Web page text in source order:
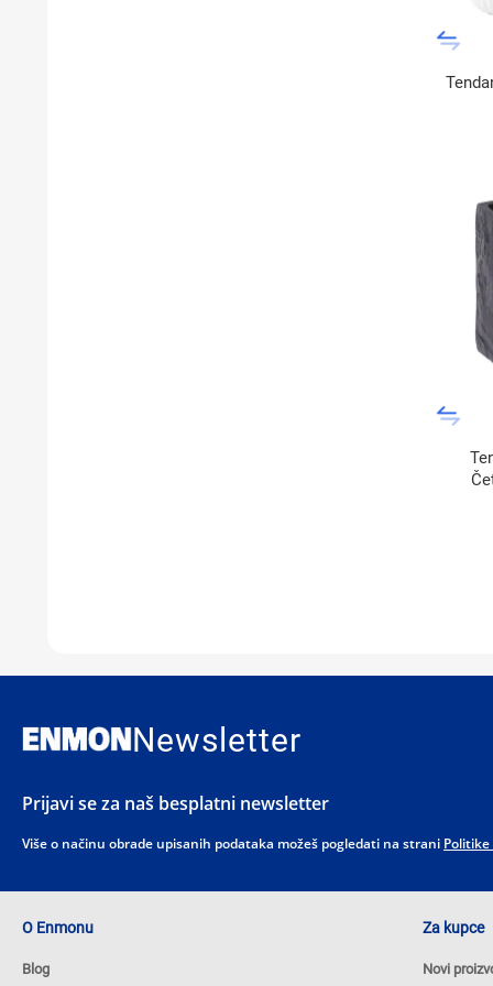
Newsletter
Prijavi se za naš besplatni newsletter
Više o načinu obrade upisanih podataka možeš pogledati na strani
O Enmonu
Blog
Za kupce
Novi